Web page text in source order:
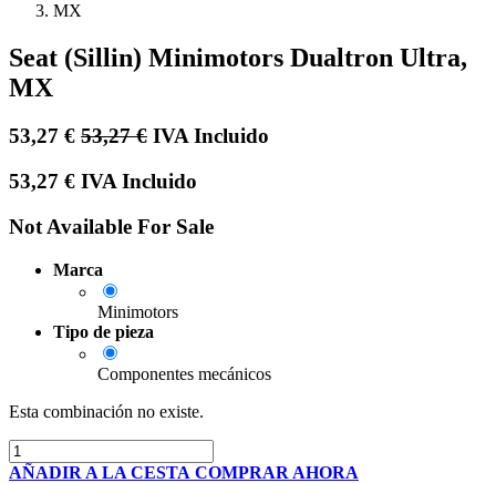
Seat (Sillin) Minimotors Dualtron Ultra,
MX
53,27 € 53,27€ IVA Incluido
53,27 € IVA Incluido
Not Available For Sale
Marca
Minimotors
Tipo de pieza
Componentes mecánicos
Esta combinación no existe.
AÑADIR A LA CESTA COMPRAR AHORA